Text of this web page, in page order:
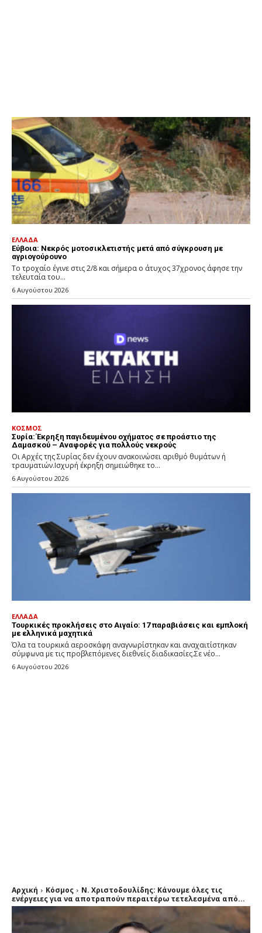
ΕΛΛΑΔΑ
Εύβοια: Νεκρός μοτοσικλετιστής μετά από σύγκρουση με
αγριογούρουνο
Το τροχαίο έγινε στις 2/8 και σήμερα ο άτυχος 37χρονος άφησε την
τελευταία του...
6 Αυγούστου 2026
ΚΟΣΜΟΣ
Συρία: Έκρηξη παγιδευμένου οχήματος σε προάστιο της
Δαμασκού – Αναφορές για πολλούς νεκρούς
Οι Αρχές της Συρίας δεν έχουν ανακοινώσει αριθμό θυμάτων ή
τραυματιών.Ισχυρή έκρηξη σημειώθηκε το...
6 Αυγούστου 2026
ΕΛΛΑΔΑ
Τουρκικές προκλήσεις στο Αιγαίο: 17 παραβιάσεις και εμπλοκή
με ελληνικά μαχητικά
Όλα τα τουρκικά αεροσκάφη αναγνωρίστηκαν και αναχαιτίστηκαν
σύμφωνα με τις προβλεπόμενες διεθνείς διαδικασίες.Σε νέο...
6 Αυγούστου 2026